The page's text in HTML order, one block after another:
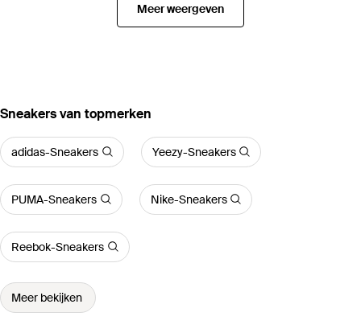
Meer weergeven
‪Sneakers‬ van topmerken
adidas-Sneakers Yeezy-Sneakers
PUMA-Sneakers Nike-Sneakers
Reebok-Sneakers
Meer bekijken